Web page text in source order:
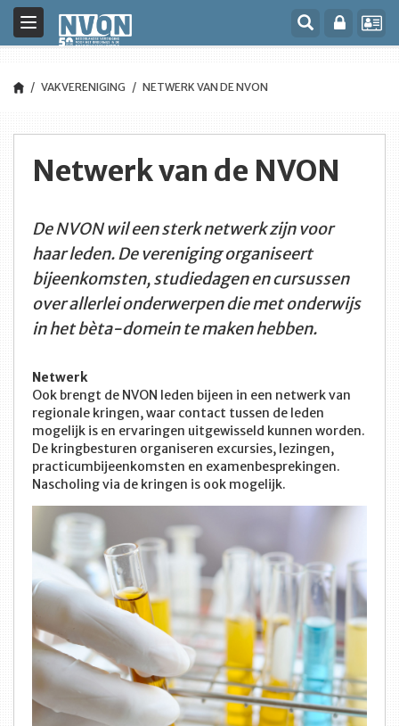
Toggle
navigation
VAKVERENIGING NETWERK VAN DE NVON
Netwerk van de NVON
De NVON wil een sterk netwerk zijn voor
haar leden. De vereniging organiseert
bijeenkomsten, studiedagen en cursussen
over allerlei onderwerpen die met onderwijs
in het bèta-domein te maken hebben.
Netwerk
Ook brengt de NVON leden bijeen in een netwerk van
regionale kringen, waar contact tussen de leden
mogelijk is en ervaringen uitgewisseld kunnen worden.
De kringbesturen organiseren excursies, lezingen,
practicumbijeenkomsten en examenbesprekingen.
Nascholing via de kringen is ook mogelijk.